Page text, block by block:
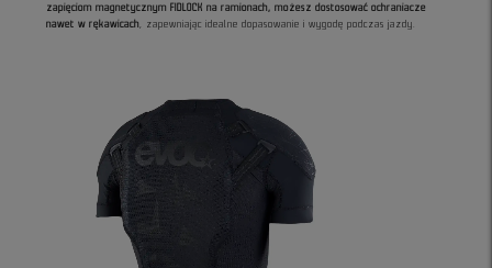
zapięciom magnetycznym FIDLOCK na ramionach, możesz dostosować ochraniacze
nawet w rękawicach
, zapewniając idealne dopasowanie i wygodę podczas jazdy.